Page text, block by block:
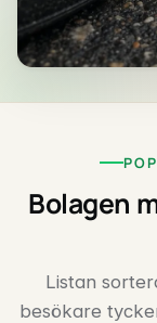
Bolagen
Listan
besökare